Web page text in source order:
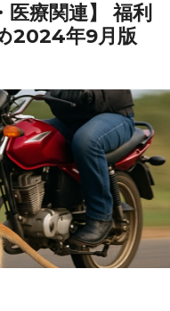
療関連】 福利
2024年9月版